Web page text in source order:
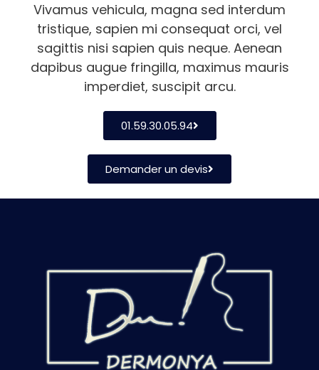
Vivamus vehicula, magna sed interdum
tristique, sapien mi consequat orci, vel
sagittis nisi sapien quis neque. Aenean
dapibus augue fringilla, maximus mauris
imperdiet, suscipit arcu.
01.59.30.05.94
Demander un devis